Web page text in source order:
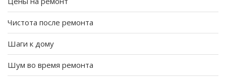
Чистота после ремонта
Шаги к дому
Шум во время ремонта